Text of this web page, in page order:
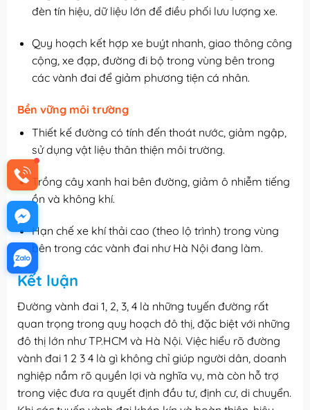
đèn tín hiệu, dữ liệu lớn để điều phối lưu lượng xe.
Quy hoạch kết hợp xe buýt nhanh, giao thông công
cộng, xe đạp, đường đi bộ trong vùng bên trong
các vành đai để giảm phương tiện cá nhân.
Bền vững môi trường
Thiết kế đường có tính đến thoát nước, giảm ngập,
sử dụng vật liệu thân thiện môi trường.
Trồng cây xanh hai bên đường, giảm ô nhiễm tiếng
ồn và không khí.
Hạn chế xe khí thải cao (theo lộ trình) trong vùng
bên trong các vành đai như Hà Nội đang làm.
Kết luận
Đường vành đai 1, 2, 3, 4 là những tuyến đường rất
quan trọng trong quy hoạch đô thị, đặc biệt với những
đô thị lớn như TP.HCM và Hà Nội. Việc hiểu rõ đường
vành đai 1 2 3 4 là gì không chỉ giúp người dân, doanh
nghiệp nắm rõ quyền lợi và nghĩa vụ, mà còn hỗ trợ
trong việc đưa ra quyết định đầu tư, định cư, di chuyển.